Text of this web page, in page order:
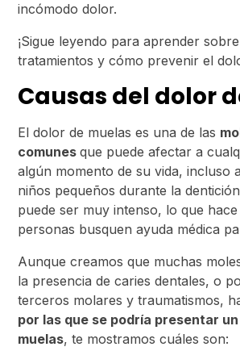
incómodo dolor.
¡Sigue leyendo para aprender
tratamientos y cómo prevenir el
Causas del dolor
El dolor de muelas es una de las
comunesque puede afectar a
algún momento de su vida, incluso
niños pequeños durante la
puede ser muy intenso, lo que
personas busquen ayuda médica
Aunque creamos que muchas
la presencia de caries dentales, o
terceros molares y traumatismos,
por las que se podría presentar
muelas, te mostramos cuáles son: